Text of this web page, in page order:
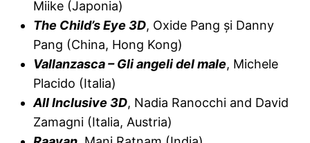
Miike (Japonia)
The Child’s Eye 3D, Oxide Pang şi Danny
Pang (China, Hong Kong)
Vallanzasca – Gli angeli del male, Michele
Placido (Italia)
All Inclusive 3D, Nadia Ranocchi and David
Zamagni (Italia, Austria)